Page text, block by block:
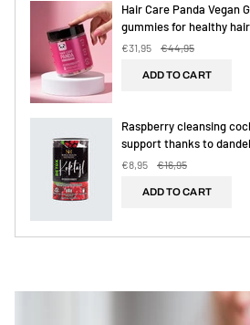
Hair Care Panda Vegan
gummies for healthy hair
€31,95 €44,95
ADD TO CART
Raspberry cleansing
support thanks to
€8,95 €16,95
ADD TO CART